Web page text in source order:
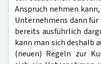
Anspruch nehmen
Unternehmens dann
bereits ausführlich
kann man sich deshalb
(neuen) Regeln zur